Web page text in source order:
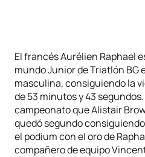
El francés Aurélien Raphael
mundo Junior de Triatlón BG
masculina, consiguiendo la
de 53 minutos y 43
campeonato que Alistair
quedó segundo
el podium con el oro de
compañero de equipo